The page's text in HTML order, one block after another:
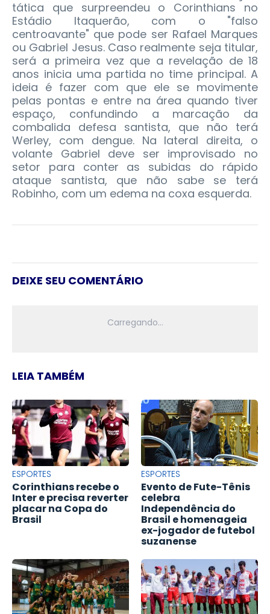
tática que surpreendeu o Corinthians no
Estádio Itaquerão, com o "falso
centroavante" que pode ser Rafael Marques
ou Gabriel Jesus. Caso realmente seja titular,
será a primeira vez que a revelação de 18
anos inicia uma partida no time principal. A
ideia é fazer com que ele se movimente
pelas pontas e entre na área quando tiver
espaço, confundindo a marcação da
combalida defesa santista, que não terá
Werley, com dengue. Na lateral direita, o
volante Gabriel deve ser improvisado no
setor para conter as subidas do rápido
ataque santista, que não sabe se terá
Robinho, com um edema na coxa esquerda.
DEIXE SEU COMENTÁRIO
LEIA TAMBÉM
ESPORTES
Corinthians recebe o
Inter e precisa reverter
placar na Copa do
Brasil
ESPORTES
Evento de Fute-Tênis
celebra
Independência do
Brasil e homenageia
ex-jogador de futebol
suzanense